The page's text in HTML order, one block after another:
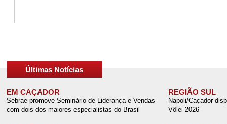
Últimas Notícias
EM CAÇADOR
Sebrae promove Seminário de Liderança e Vendas
com dois dos maiores especialistas do Brasil
REGIÃO SUL
Napoli/Caçador
Vôlei 2026